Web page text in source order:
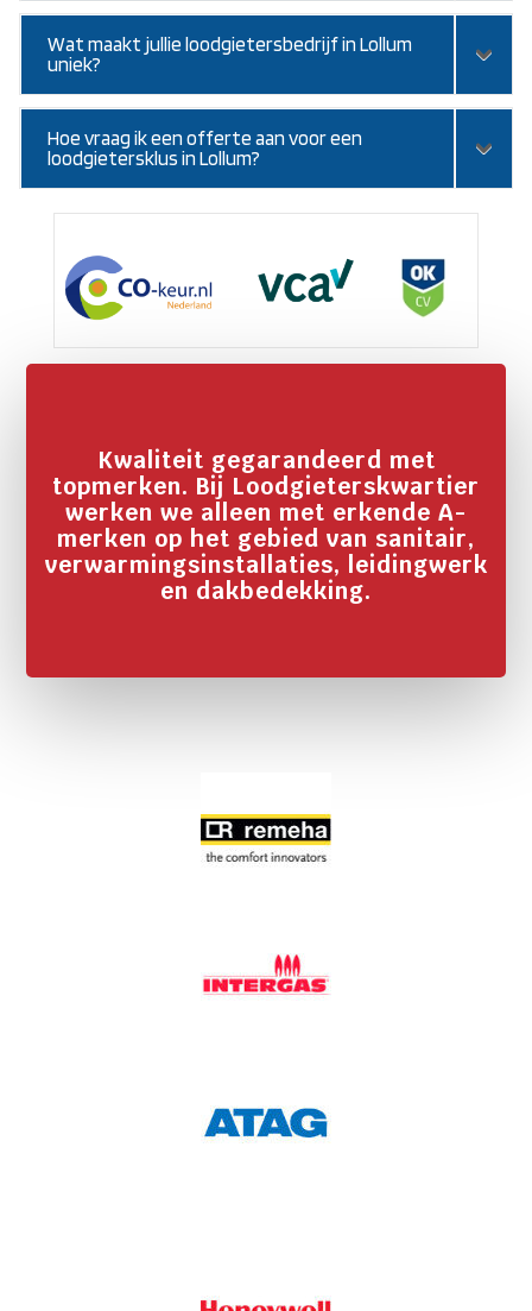
Wat maakt jullie loodgietersbedrijf in Lollum
uniek?
Hoe vraag ik een offerte aan voor een
loodgietersklus in Lollum?
Kwaliteit gegarandeerd met
topmerken. Bij Loodgieterskwartier
werken we alleen met erkende A-
merken op het gebied van sanitair,
verwarmingsinstallaties, leidingwerk
en dakbedekking.